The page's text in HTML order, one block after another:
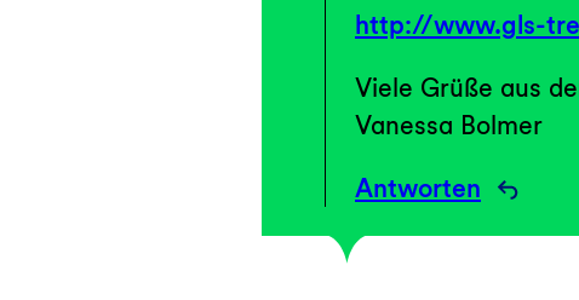
http://www.gls-
Viele Grüße aus
Vanessa Bolmer
Antworten